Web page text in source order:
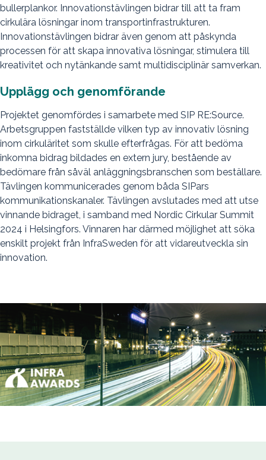
bullerplankor. Innovationstävlingen bidrar till att ta fram
cirkulära lösningar inom transportinfrastrukturen.
Innovationstävlingen bidrar även genom att påskynda
processen för att skapa innovativa lösningar, stimulera till
kreativitet och nytänkande samt multidisciplinär samverkan.
Upplägg och genomförande
Projektet genomfördes i samarbete med SIP RE:Source.
Arbetsgruppen fastställde vilken typ av innovativ lösning
inom cirkuläritet som skulle efterfrågas. För att bedöma
inkomna bidrag bildades en extern jury, bestående av
bedömare från såväl anläggningsbranschen som beställare.
Tävlingen kommunicerades genom båda SIPars
kommunikationskanaler. Tävlingen avslutades med att utse
vinnande bidraget, i samband med Nordic Cirkular Summit
2024 i Helsingfors. Vinnaren har därmed möjlighet att söka
enskilt projekt från InfraSweden för att vidareutveckla sin
innovation.